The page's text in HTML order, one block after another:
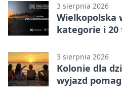
3 sierpnia 2026
Wielkopolska
kategorie i 20
3 sierpnia 2026
Kolonie dla
wyjazd